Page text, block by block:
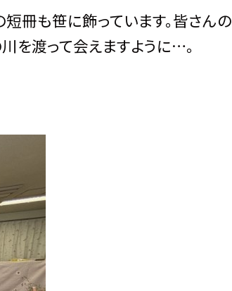
冊も笹に飾っています。皆さんの
渡って会えますように…。